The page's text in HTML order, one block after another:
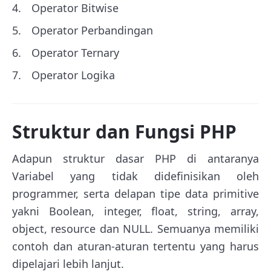
Operator Bitwise
Operator Perbandingan
Operator Ternary
Operator Logika
Struktur dan Fungsi PHP
Adapun struktur dasar PHP di antaranya
Variabel yang tidak didefinisikan oleh
programmer, serta delapan tipe data primitive
yakni Boolean, integer, float, string, array,
object, resource dan NULL. Semuanya memiliki
contoh dan aturan-aturan tertentu yang harus
dipelajari lebih lanjut.